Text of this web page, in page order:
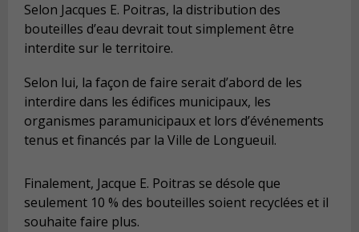
Selon Jacques E. Poitras, la distribution des
bouteilles d’eau devrait tout simplement être
interdite sur le territoire.
Selon lui, la façon de faire serait d’abord de les
interdire dans les édifices municipaux, les
organismes paramunicipaux et lors d’événements
tenus et financés par la Ville de Longueuil.
Finalement, Jacque E. Poitras se désole que
seulement 10 % des bouteilles soient recyclées et il
souhaite faire plus.